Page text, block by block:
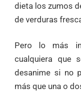
dieta los zumos
de verduras
Pero lo más
cualquiera que
desanime si no
más que una o